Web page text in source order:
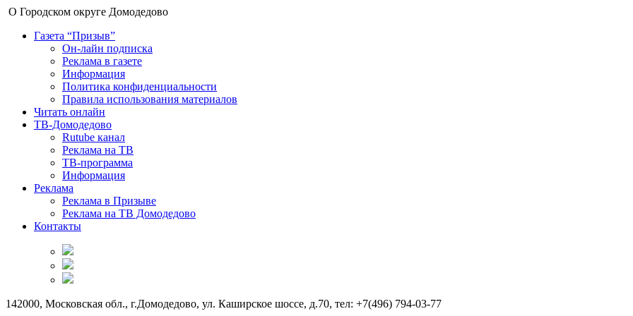
О Городском округе Домодедово
Газета “Призыв”
Он-лайн подписка
Реклама в газете
Информация
Политика конфиденциальности
Правила использования материалов
Читать онлайн
ТВ-Домодедово
Rutube канал
Реклама на ТВ
ТВ-программа
Информация
Реклама
Реклама в Призыве
Реклама на ТВ Домодедово
Контакты
142000, Московская обл., г.Домодедово, ул. Каширское шоссе, д.70, тел: +7(496) 794-03-77